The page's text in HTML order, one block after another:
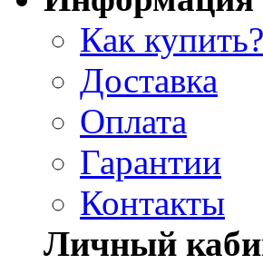
Как купить?
Доставка
Оплата
Гарантии
Контакты
Личный